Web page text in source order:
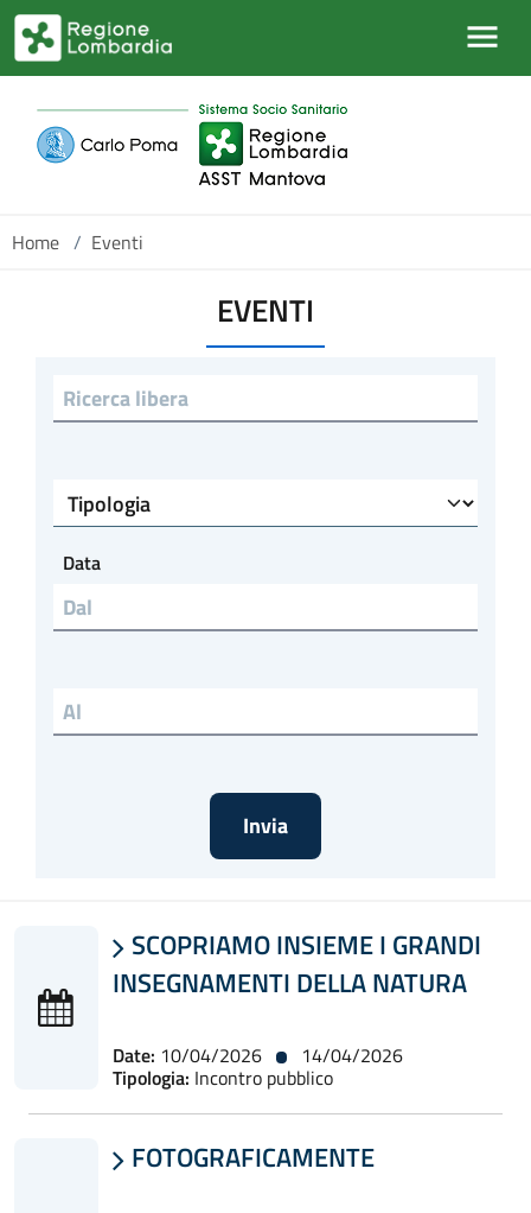
Salta al contenuto principale
Home / Eventi
EVENTI
Ricerca libera
Tipologia
Data
 SCOPRIAMO INSIEME I GRANDI
INSEGNAMENTI DELLA NATURA
Date: 10/04/2026 14/04/2026
Tipologia: Incontro pubblico
 FOTOGRAFICAMENTE